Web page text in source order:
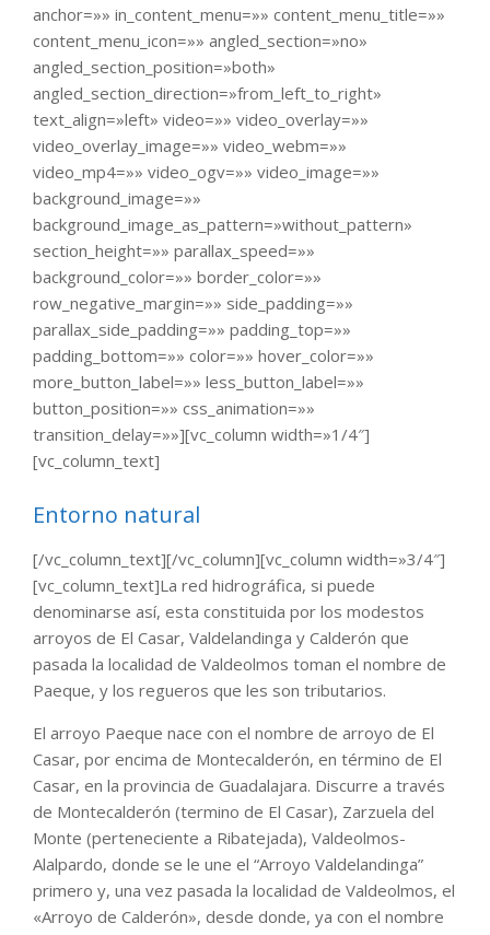
anchor=»» in_content_menu=»» content_menu_title=»»
content_menu_icon=»» angled_section=»no»
angled_section_position=»both»
angled_section_direction=»from_left_to_right»
text_align=»left» video=»» video_overlay=»»
video_overlay_image=»» video_webm=»»
video_mp4=»» video_ogv=»» video_image=»»
background_image=»»
background_image_as_pattern=»without_pattern»
section_height=»» parallax_speed=»»
background_color=»» border_color=»»
row_negative_margin=»» side_padding=»»
parallax_side_padding=»» padding_top=»»
padding_bottom=»» color=»» hover_color=»»
more_button_label=»» less_button_label=»»
button_position=»» css_animation=»»
transition_delay=»»][vc_column width=»1/4″]
[vc_column_text]
Entorno natural
[/vc_column_text][/vc_column][vc_column width=»3/4″]
[vc_column_text]La red hidrográfica, si puede
denominarse así, esta constituida por los modestos
arroyos de El Casar, Valdelandinga y Calderón que
pasada la localidad de Valdeolmos toman el nombre de
Paeque, y los regueros que les son tributarios.
El arroyo Paeque nace con el nombre de arroyo de El
Casar, por encima de Montecalderón, en término de El
Casar, en la provincia de Guadalajara. Discurre a través
de Montecalderón (termino de El Casar), Zarzuela del
Monte (perteneciente a Ribatejada), Valdeolmos-
Alalpardo, donde se le une el “Arroyo Valdelandinga”
primero y, una vez pasada la localidad de Valdeolmos, el
«Arroyo de Calderón», desde donde, ya con el nombre